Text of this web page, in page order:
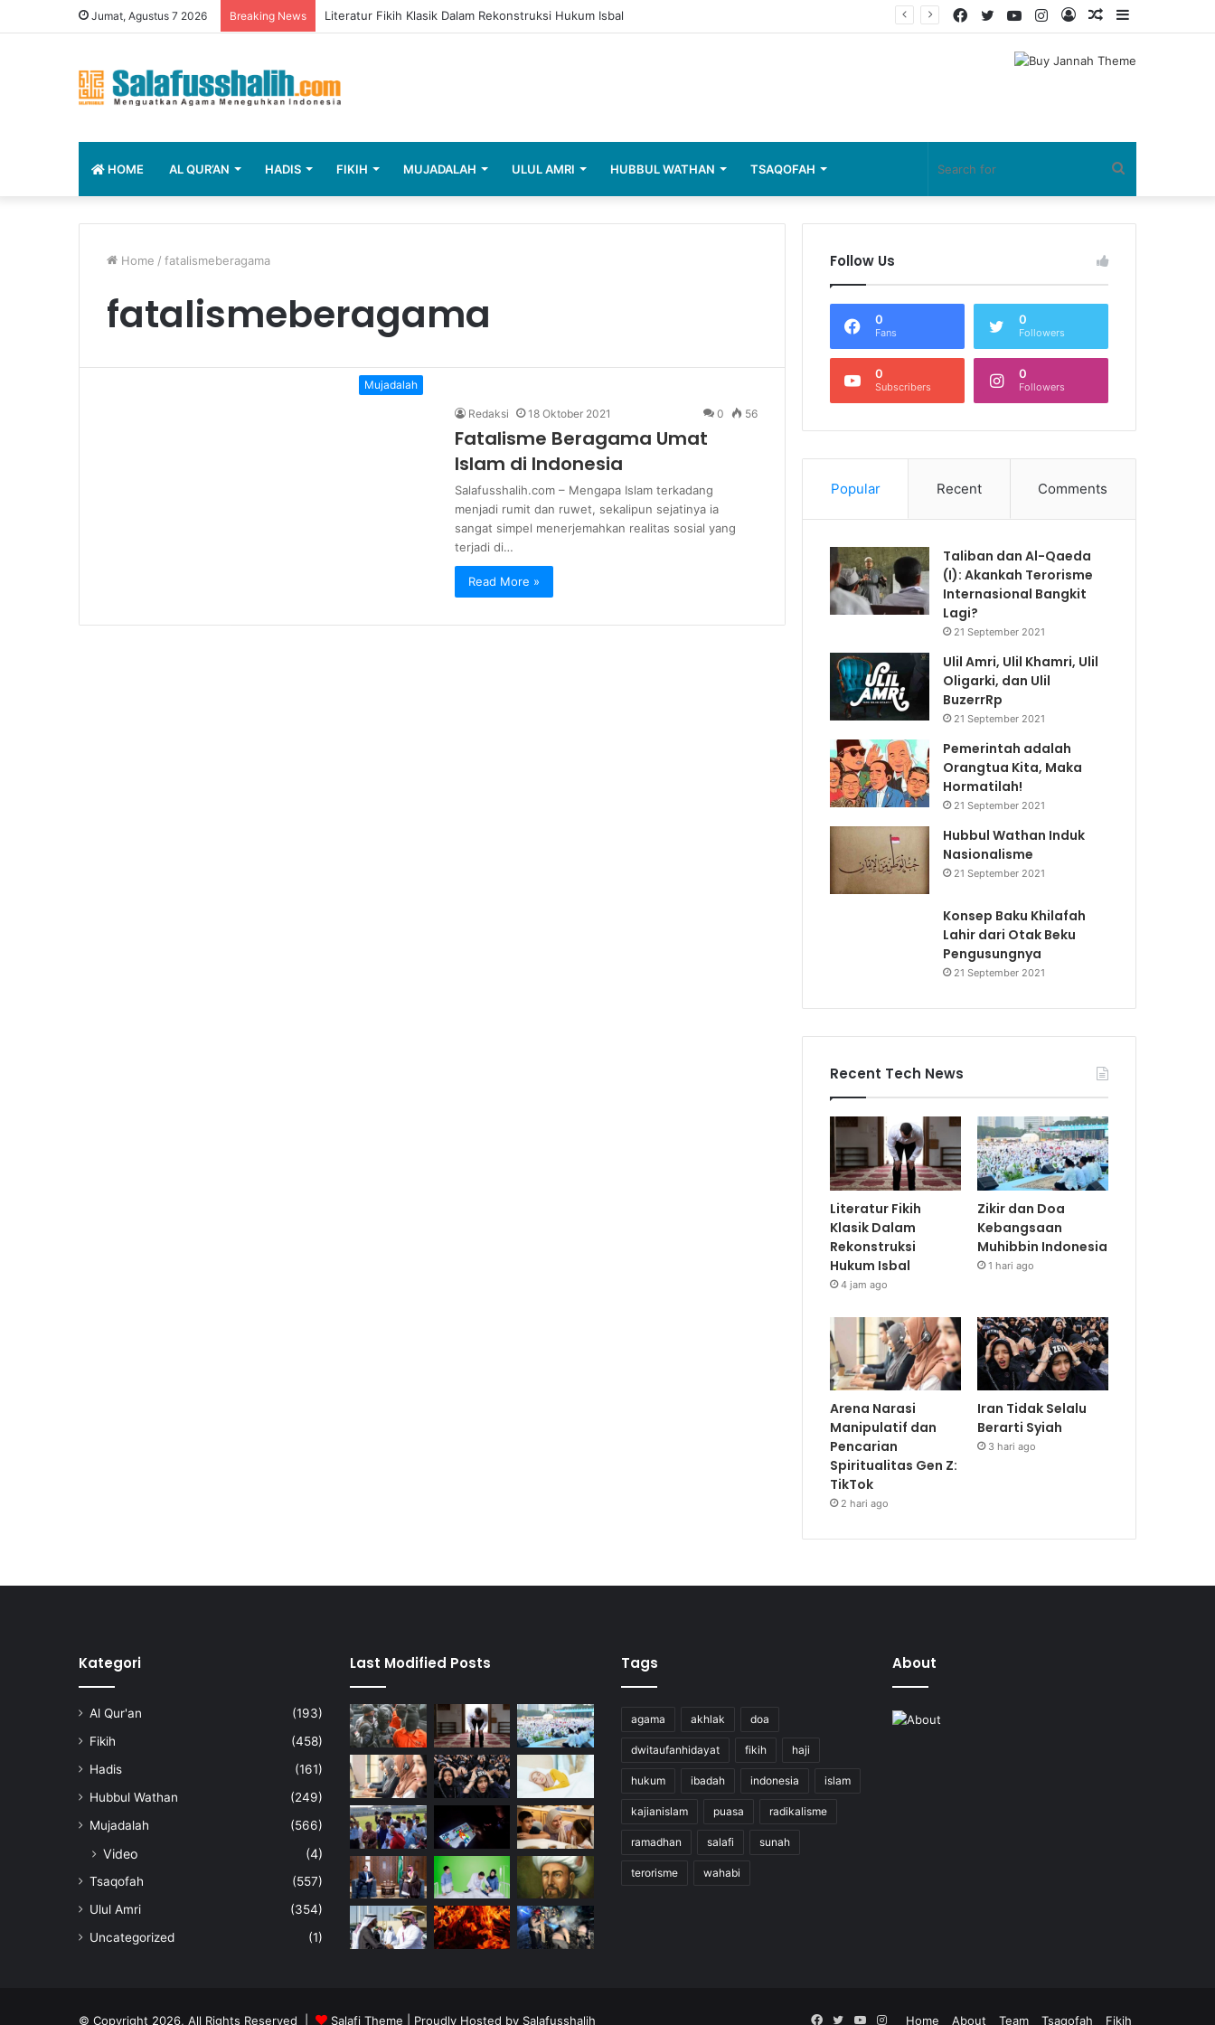
Jumat, Agustus 7 2026 Breaking News Literatur Fikih Klasik Dalam Rekonstruksi Hukum Isbal
Random
Log
Instagram
YouTube
Twitter
Facebook
HOME AL QUR’AN HADIS FIKIH MUJADALAH ULUL AMRI HUBBUL WATHAN TSAQOFAH
for
Home / fatalismeberagama
fatalismeberagama
Mujadalah
Redaksi 18 Oktober 2021 0 56
Fatalisme Beragama Umat
Islam di Indonesia
Salafusshalih.com – Mengapa Islam terkadang
menjadi rumit dan ruwet, sekalipun sejatinya ia
sangat simpel menerjemahkan realitas sosial yang
terjadi di…
Read More »
Follow Us
0
Fans
0
Followers
0
Subscribers
0
Followers
Popular Recent Comments
Taliban dan Al-Qaeda
(I): Akankah Terorisme
Internasional Bangkit
Lagi?
21 September 2021
Ulil Amri, Ulil Khamri, Ulil
Oligarki, dan Ulil
BuzerrRp
21 September 2021
Pemerintah adalah
Orangtua Kita, Maka
Hormatilah!
21 September 2021
Hubbul Wathan Induk
Nasionalisme
21 September 2021
Konsep Baku Khilafah
Lahir dari Otak Beku
Pengusungnya
21 September 2021
Recent Tech News
Literatur Fikih
Klasik Dalam
Rekonstruksi
Hukum Isbal
4 jam ago
Zikir dan Doa
Kebangsaan
Muhibbin Indonesia
1 hari ago
Arena Narasi
Manipulatif dan
Pencarian
Spiritualitas Gen Z:
TikTok
2 hari ago
Iran Tidak Selalu
Berarti Syiah
3 hari ago
Kategori
Al Qur'an
(193)
Fikih
(458)
Hadis
(161)
Hubbul Wathan
(249)
Mujadalah
(566)
Video (4)
Tsaqofah
(557)
Ulul Amri
(354)
Uncategorized
(1)
Last Modified Posts Tags
agama akhlak doa
dwitaufanhidayat fikih haji
hukum ibadah indonesia islam
kajianislam puasa radikalisme
ramadhan salafi sunah
terorisme wahabi
About
© Copyright 2026, All Rights Reserved | Salafi Theme | Proudly Hosted by Salafusshalih Home About Team Tsaqofah Fikih
Facebook
TwitterYouTube
Instagram